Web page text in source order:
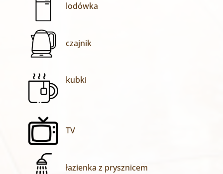
lodówka
czajnik
kubki
TV
łazienka z prysznicem